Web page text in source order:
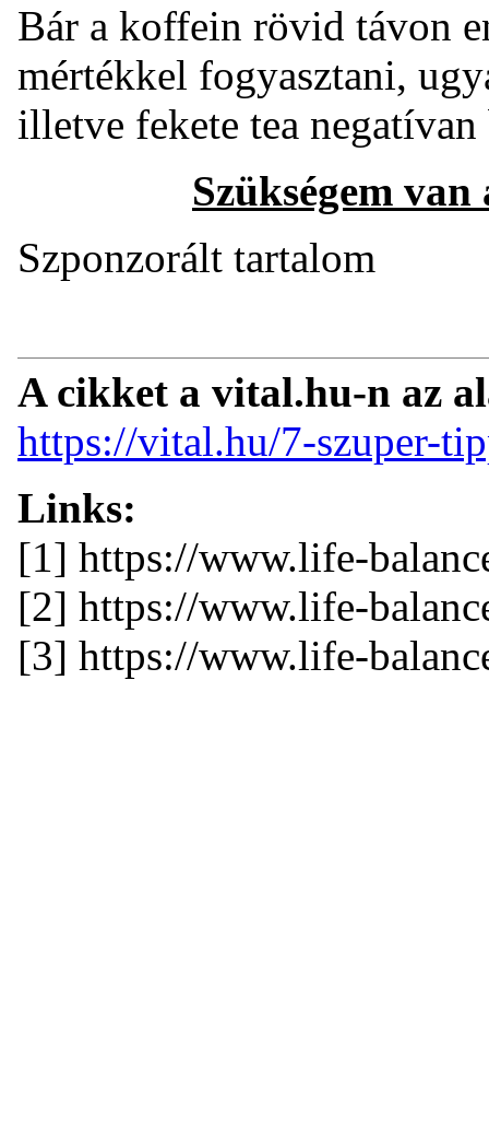
Bár a koffein rövid távon
mértékkel fogyasztani,
illetve fekete tea
Szükségem
Szponzorált tartalom
A cikket a vital.hu-n az
https://vital.hu/7-szuper-
Links:
[1] https://www.life-
[2] https://www.life-
[3] https://www.life-